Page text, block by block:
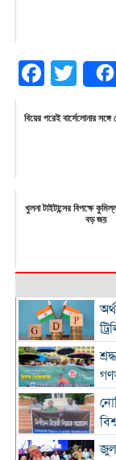
Facebook
Twitter
বিয়ের পরেই বার্সেলোনার
খুলনা টাইটান্সের বিপক্ষে
বড় জয়